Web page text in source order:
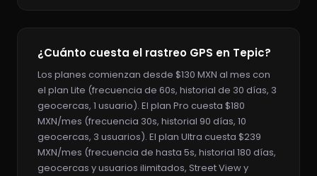
¿Cuánto cuesta el rastreo GPS en Tepic?
Los planes comienzan desde $130 MXN al mes con
el plan Lite (frecuencia de 60s, historial de 30 días, 3
geocercas, 1 usuario). El plan Pro cuesta $180
MXN/mes (frecuencia 30s, historial 90 días, 10
geocercas, 3 usuarios). El plan Ultra cuesta $239
MXN/mes (frecuencia de hasta 5s, historial 180 días,
geocercas y usuarios ilimitados, Street View y